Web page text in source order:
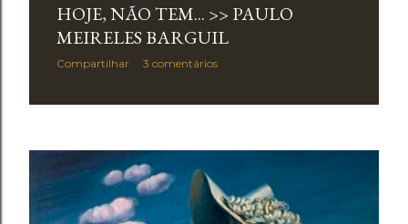
HOJE, NÃO TEM... >> PAULO
MEIRELES BARGUIL
Compartilhar 3 comentários